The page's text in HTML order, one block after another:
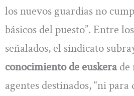
los nuevos guardias no
básicos del puesto”. Entre
señalados, el sindicato
conocimiento de euskerade
agentes destinados, “ni